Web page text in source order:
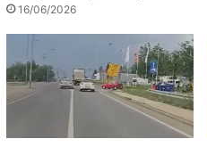
16/06/2026